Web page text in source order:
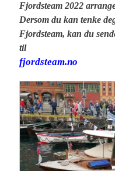
Fjordsteam 2022
Dersom du kan tenke
Fjordsteam, kan du
til
frivillig@fjordsteam.no
fjordsteam.no